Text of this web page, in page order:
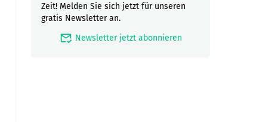
Zeit! Melden Sie sich jetzt für unseren
gratis Newsletter an.
mark_email_read Newsletter jetzt abonnieren